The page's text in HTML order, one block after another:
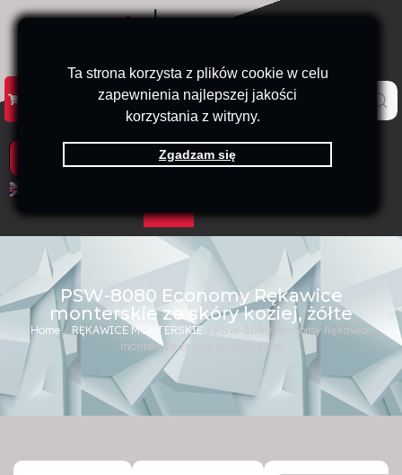
Ta strona korzysta z plików cookie w celu
zapewnienia najlepszej jakości
korzystania z witryny.
Zgadzam się
KATALOG KONTAKT
PSW-8080 Economy Rękawice
monterskie ze skóry koziej, żółte
Home/ RĘKAWICE MONTERSKIE / PSW-8080 Economy Rękawice
monterskie ze skóry koziej, żółte